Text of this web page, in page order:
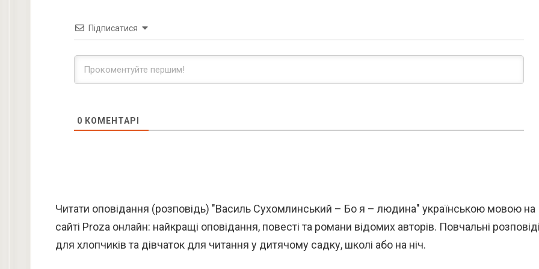
Підписатися
0 КОМЕНТАРІ
Читати оповідання (розповідь) "Василь Сухомлинський – Бо я – людина" українською мовою на
сайті Proza онлайн: найкращі оповідання, повесті та романи відомих авторів. Повчальні
для хлопчиків та дівчаток для читання у дитячому садку, школі або на ніч.